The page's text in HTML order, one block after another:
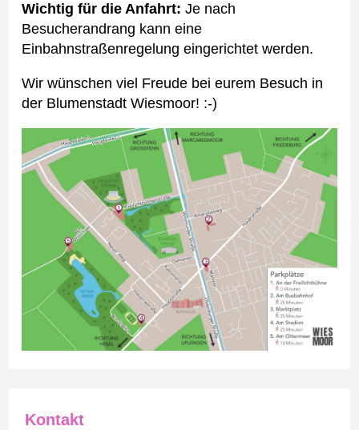
Wichtig für die Anfahrt: Je nach
Besucherandrang kann eine
Einbahnstraßenregelung eingerichtet werden.
Wir wünschen viel Freude bei eurem Besuch in
der Blumenstadt Wiesmoor! :-)
Kontakt